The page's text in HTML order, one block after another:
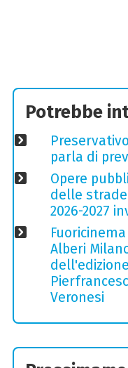
Potrebbe
parla di
Opere
delle
2026-2027
Alberi
Veronesi